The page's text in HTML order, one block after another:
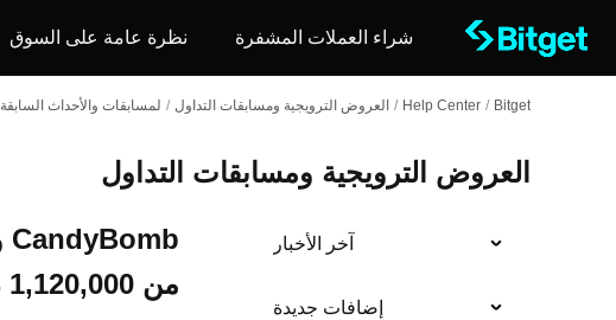
شراء العملات المشفرة نظرة عامة على السوق
Bitget
/
Help Center
/ العروض الترويجية ومسابقات التداول / لمسابقات والأحداث السابقة
العروض الترويجية ومسابقات التداول
آخر الأخبار
إضافات جديدة
من 1,120,000 PTB!